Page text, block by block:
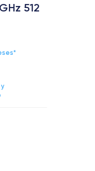
512